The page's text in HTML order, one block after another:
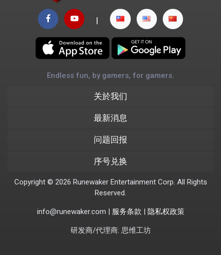
|
Endless fun, by gamers, for gamers.
关於我们
最新消息
问题回报
序号兑换
Copyright © 2026 Runewaker Entertainment Corp. All Rights
Reserved.
info@runewaker.com | 服务条款 | 隐私权政策
研发商/代理商: 思维工坊